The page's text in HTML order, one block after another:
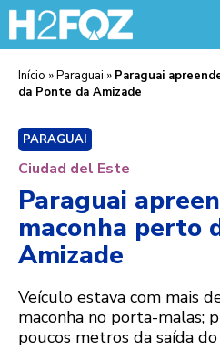
Início »Paraguai » Paraguai
da Ponte da Amizade
PARAGUAI
Ciudad del Este
Paraguai
maconha perto
Amizade
Veículo estava com mais
maconha no porta-malas;
poucos metros da saída